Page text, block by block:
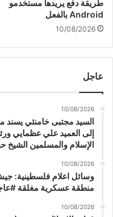
طريقة دفع يريدها مستخدمو
Android بالفعل
10/08/2026
عاجل
10/08/2026
السيد مجتبى خامنئي يسند
إلى العميد علي عظمايي
الإسلام والمسلمين
10/08/2026
وسائل اعلام فلسطينية:
منطقة عسكرية مغلقة
10/08/2026